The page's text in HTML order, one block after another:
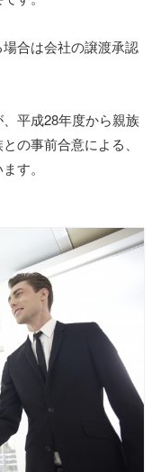
合は会社の譲渡承認
平成28年度から親族
の事前合意による、
す。